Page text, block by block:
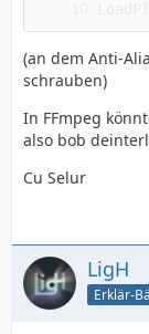
(an dem Anti-
schrauben)
In FFmpeg
also bob
Cu Selur
LigH
Erklär-